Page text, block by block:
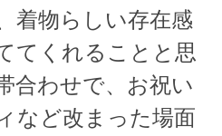
着物らしい存在感
てくれることと思
合わせで、お祝い
など改まった場面